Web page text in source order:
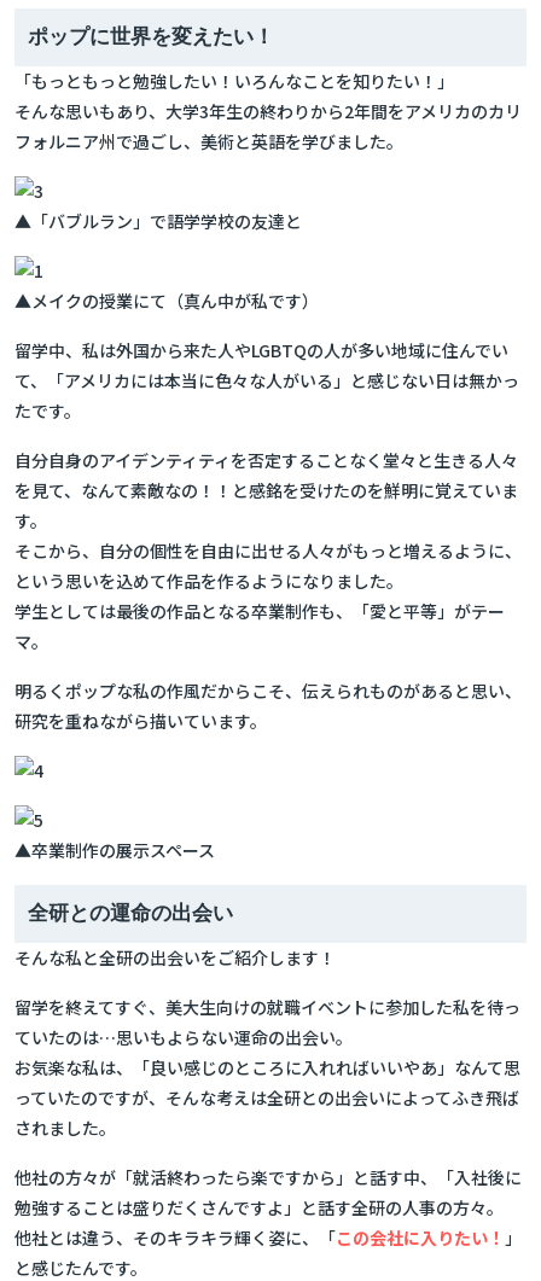
ポップに世界を変えたい！
「もっともっと勉強したい！いろんなことを知りたい！」
そんな思いもあり、大学3年生の終わりから2年間をアメリカのカリ
フォルニア州で過ごし、美術と英語を学びました。
▲「バブルラン」で語学学校の友達と
▲メイクの授業にて（真ん中が私です）
留学中、私は外国から来た人やLGBTQの人が多い地域に住んでい
て、「アメリカには本当に色々な人がいる」と感じない日は無かっ
たです。
自分自身のアイデンティティを否定することなく堂々と生きる人々
を見て、なんて素敵なの！！と感銘を受けたのを鮮明に覚えていま
す。
そこから、自分の個性を自由に出せる人々がもっと増えるように、
という思いを込めて作品を作るようになりました。
学生としては最後の作品となる卒業制作も、「愛と平等」がテー
マ。
明るくポップな私の作風だからこそ、伝えられものがあると思い、
研究を重ねながら描いています。
▲卒業制作の展示スペース
全研との運命の出会い
そんな私と全研の出会いをご紹介します！
留学を終えてすぐ、美大生向けの就職イベントに参加した私を待っ
ていたのは…思いもよらない運命の出会い。
お気楽な私は、「良い感じのところに入れればいいやあ」なんて思
っていたのですが、そんな考えは全研との出会いによってふき飛ば
されました。
他社の方々が「就活終わったら楽ですから」と話す中、「入社後に
勉強することは盛りだくさんですよ」と話す全研の人事の方々。
他社とは違う、そのキラキラ輝く姿に、「この会社に入りたい！ 」
と感じたんです。